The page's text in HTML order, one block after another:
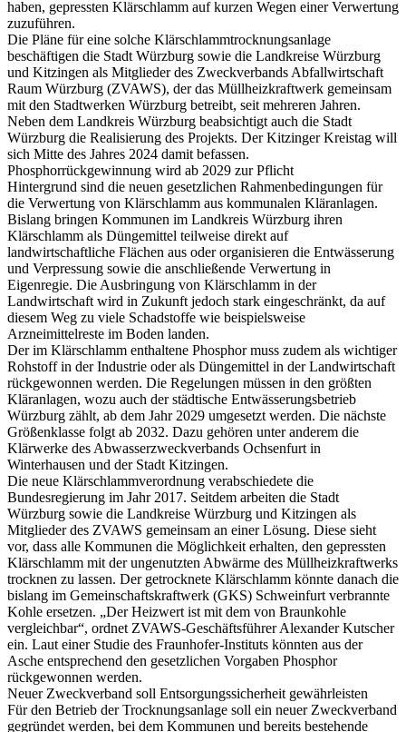
haben, gepressten Klärschlamm auf kurzen Wegen einer Verwertung
zuzuführen.
Die Pläne für eine solche Klärschlammtrocknungsanlage
beschäftigen die Stadt Würzburg sowie die Landkreise Würzburg
und Kitzingen als Mitglieder des Zweckverbands Abfallwirtschaft
Raum Würzburg (ZVAWS), der das Müllheizkraftwerk gemeinsam
mit den Stadtwerken Würzburg betreibt, seit mehreren Jahren.
Neben dem Landkreis Würzburg beabsichtigt auch die Stadt
Würzburg die Realisierung des Projekts. Der Kitzinger Kreistag will
sich Mitte des Jahres 2024 damit befassen.
Phosphorrückgewinnung wird ab 2029 zur Pflicht
Hintergrund sind die neuen gesetzlichen Rahmenbedingungen für
die Verwertung von Klärschlamm aus kommunalen Kläranlagen.
Bislang bringen Kommunen im Landkreis Würzburg ihren
Klärschlamm als Düngemittel teilweise direkt auf
landwirtschaftliche Flächen aus oder organisieren die Entwässerung
und Verpressung sowie die anschließende Verwertung in
Eigenregie. Die Ausbringung von Klärschlamm in der
Landwirtschaft wird in Zukunft jedoch stark eingeschränkt, da auf
diesem Weg zu viele Schadstoffe wie beispielsweise
Arzneimittelreste im Boden landen.
Der im Klärschlamm enthaltene Phosphor muss zudem als wichtiger
Rohstoff in der Industrie oder als Düngemittel in der Landwirtschaft
rückgewonnen werden. Die Regelungen müssen in den größten
Kläranlagen, wozu auch der städtische Entwässerungsbetrieb
Würzburg zählt, ab dem Jahr 2029 umgesetzt werden. Die nächste
Größenklasse folgt ab 2032. Dazu gehören unter anderem die
Klärwerke des Abwasserzweckverbands Ochsenfurt in
Winterhausen und der Stadt Kitzingen.
Die neue Klärschlammverordnung verabschiedete die
Bundesregierung im Jahr 2017. Seitdem arbeiten die Stadt
Würzburg sowie die Landkreise Würzburg und Kitzingen als
Mitglieder des ZVAWS gemeinsam an einer Lösung. Diese sieht
vor, dass alle Kommunen die Möglichkeit erhalten, den gepressten
Klärschlamm mit der ungenutzten Abwärme des Müllheizkraftwerks
trocknen zu lassen. Der getrocknete Klärschlamm könnte danach die
bislang im Gemeinschaftskraftwerk (GKS) Schweinfurt verbrannte
Kohle ersetzen. „Der Heizwert ist mit dem von Braunkohle
vergleichbar“, ordnet ZVAWS-Geschäftsführer Alexander Kutscher
ein. Laut einer Studie des Fraunhofer-Instituts könnten aus der
Asche entsprechend den gesetzlichen Vorgaben Phosphor
rückgewonnen werden.
Neuer Zweckverband soll Entsorgungssicherheit gewährleisten
Für den Betrieb der Trocknungsanlage soll ein neuer Zweckverband
gegründet werden, bei dem Kommunen und bereits bestehende